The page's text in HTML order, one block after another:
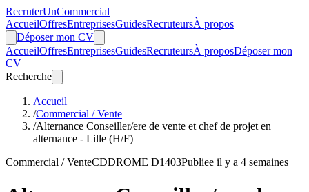
RecruterUnCommercial
AccueilOffresEntreprisesGuidesRecruteursÀ propos
Déposer mon CV
AccueilOffresEntreprisesGuidesRecruteursÀ proposDéposer mon
CV
Recherche
Accueil
/Commercial / Vente
/Alternance Conseiller/ere de vente et chef de projet en
alternance - Lille (H/F)
Commercial / VenteCDDROME D1403Publiee il y a 4 semaines